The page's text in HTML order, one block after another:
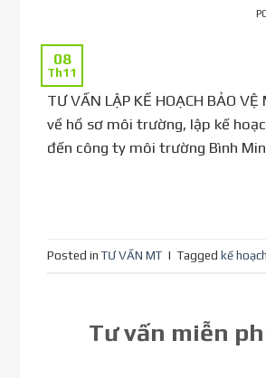
08
Th11
TƯ VẤN LẬP KẾ HOẠCH BẢO
về hồ sơ môi trường, lập kế
đến công ty môi trường Bình
Posted inTƯ VẤN MT | Tagged kế
Tư vấn miễn